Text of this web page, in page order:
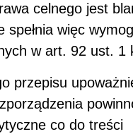
celnego jest
spełnia więc
w art. 92 ust. 1
przepisu
co do treści